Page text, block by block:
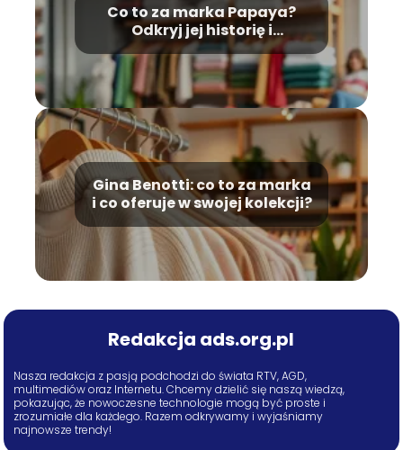
Co to za marka Papaya?
Odkryj jej historię i
unikalność!
Gina Benotti: co to za marka
i co oferuje w swojej kolekcji?
Redakcja ads.org.pl
Nasza redakcja z pasją podchodzi do świata RTV, AGD,
multimediów oraz Internetu. Chcemy dzielić się naszą wiedzą,
pokazując, że nowoczesne technologie mogą być proste i
zrozumiałe dla każdego. Razem odkrywamy i wyjaśniamy
najnowsze trendy!